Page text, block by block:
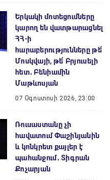
Երկակի մոտեցումները
կարող են վատթարացնել
ՀՀ-ի
հարաբերությունները թե՛
Մոսկվայի, թե՛ Բրյուսելի
հետ․ Բենիամին
Մաթևոսյան
07 Օգոստոսի 2026, 23:00
Ռուսաստանը չի
հավատում Փաշինյանին
և կոնկրետ քայլեր է
պահանջում․ Տիգրան
Քոչարյան